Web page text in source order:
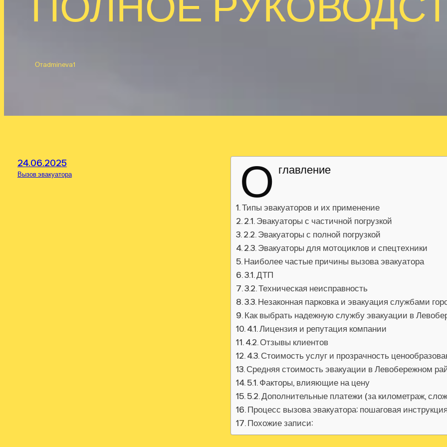
Отadmineva1
24.06.2025
Вызов эвакуатора О главление
Типы эвакуаторов и их применение
2.1. Эвакуаторы с частичной погрузкой
2.2. Эвакуаторы с полной погрузкой
2.3. Эвакуаторы для мотоциклов и спецтехники
Наиболее частые причины вызова эвакуатора
3.1. ДТП
3.2. Техническая неисправность
3.3. Незаконная парковка и эвакуация службами
Как выбрать надежную службу эвакуации в
4.1. Лицензия и репутация компании
4.2. Отзывы клиентов
4.3. Стоимость услуг и прозрачность
Средняя стоимость эвакуации в Левобережном
5.1. Факторы, влияющие на цену
5.2. Дополнительные платежи (за километраж,
Процесс вызова эвакуатора: пошаговая
Похожие записи: